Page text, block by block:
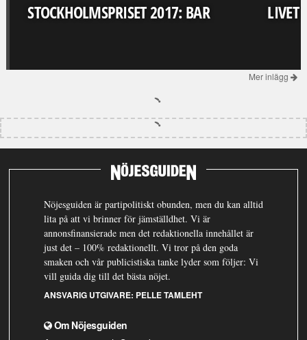
STOCKHOLMSPRISET 2017: BAR LIVET
Mer inlägg
Nöjesguiden är partipolitiskt obunden, men du kan alltid
lita på att vi brinner för jämställdhet. Vi är
annonsfinansierade men det redaktionella innehållet är
just det – 100% redaktionellt. Vi tror på den goda
smaken och vår publicistiska tanke lyder som följer: Vi
vill guida dig till det bästa nöjet.
ANSVARIG UTGIVARE: PELLE TAMLEHT
Om Nöjesguiden